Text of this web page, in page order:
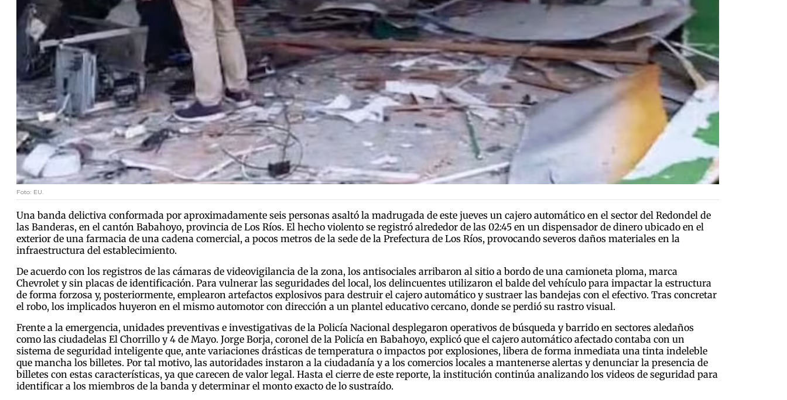
Foto: EU.
Una banda delictiva conformada por aproximadamente seis personas asaltó la madrugada de este jueves un cajero automático en el sector del Redondel de
las Banderas, en el cantón Babahoyo, provincia de Los Ríos. El hecho violento se registró alrededor de las 02:45 en un dispensador de dinero ubicado en el
exterior de una farmacia de una cadena comercial, a pocos metros de la sede de la Prefectura de Los Ríos, provocando severos daños materiales en la
infraestructura del establecimiento.
De acuerdo con los registros de las cámaras de videovigilancia de la zona, los antisociales arribaron al sitio a bordo de una camioneta ploma, marca
Chevrolet y sin placas de identificación. Para vulnerar las seguridades del local, los delincuentes utilizaron el balde del vehículo para impactar la estructura
de forma forzosa y, posteriormente, emplearon artefactos explosivos para destruir el cajero automático y sustraer las bandejas con el efectivo. Tras concretar
el robo, los implicados huyeron en el mismo automotor con dirección a un plantel educativo cercano, donde se perdió su rastro visual.
Frente a la emergencia, unidades preventivas e investigativas de la Policía Nacional desplegaron operativos de búsqueda y barrido en sectores aledaños
como las ciudadelas El Chorrillo y 4 de Mayo. Jorge Borja, coronel de la Policía en Babahoyo, explicó que el cajero automático afectado contaba con un
sistema de seguridad inteligente que, ante variaciones drásticas de temperatura o impactos por explosiones, libera de forma inmediata una tinta indeleble
que mancha los billetes. Por tal motivo, las autoridades instaron a la ciudadanía y a los comercios locales a mantenerse alertas y denunciar la presencia de
billetes con estas características, ya que carecen de valor legal. Hasta el cierre de este reporte, la institución continúa analizando los videos de seguridad para
identificar a los miembros de la banda y determinar el monto exacto de lo sustraído.